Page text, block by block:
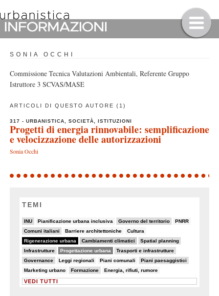
SONIA OCCHI
Commissione Tecnica Valutazioni Ambientali, Referente Gruppo
Istruttore 3 SCVAS/MASE
ARTICOLI DI QUESTO AUTORE (1)
317 - URBANISTICA, SOCIETÀ, ISTITUZIONI
Progetti di energia rinnovabile: semplificazione
e velocizzazione delle autorizzazioni
Sonia Occhi
TEMI
INU
22/82 Pianificazione urbana inclusiva
5/82 Governo del territorio
19/82 PNRR
7/82
Comuni italiani
18/82 Barriere architettoniche
7/82 Cultura
7/82
Rigenerazione urbana
82/82 Cambiamenti climatici
25/82 Spatial planning
9/82
Infrastrutture
15/82 Progettazione urbana
50/82 Trasporti e infrastrutture
15/82
Governance
18/82 Leggi regionali
5/82 Piani comunali
7/82 Piani paesaggistici
10/82
Marketing urbano
5/82 Formazione
9/82 Energia, rifiuti, rumore
6/82
VEDI TUTTI